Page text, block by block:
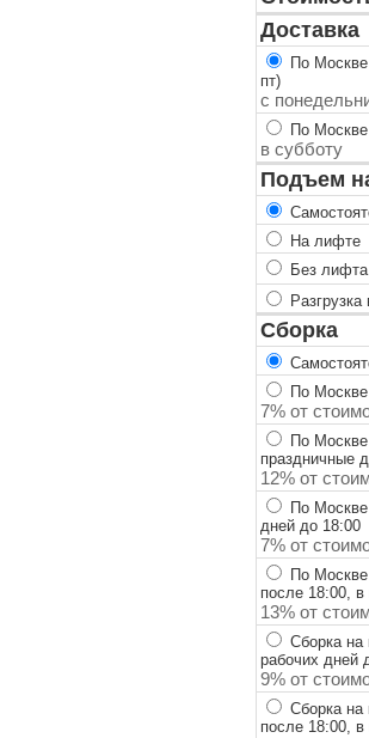
Доставка
По
пт)
с
По
в субботу
Подъем
На лифте
Без
Сборка
По
7% от
По
праздничные
12% от
По
дней до 18:00
7% от
По
после 18:00,
13% от
Сборка
рабочих дней
9% от
Сборка
после 18:00,